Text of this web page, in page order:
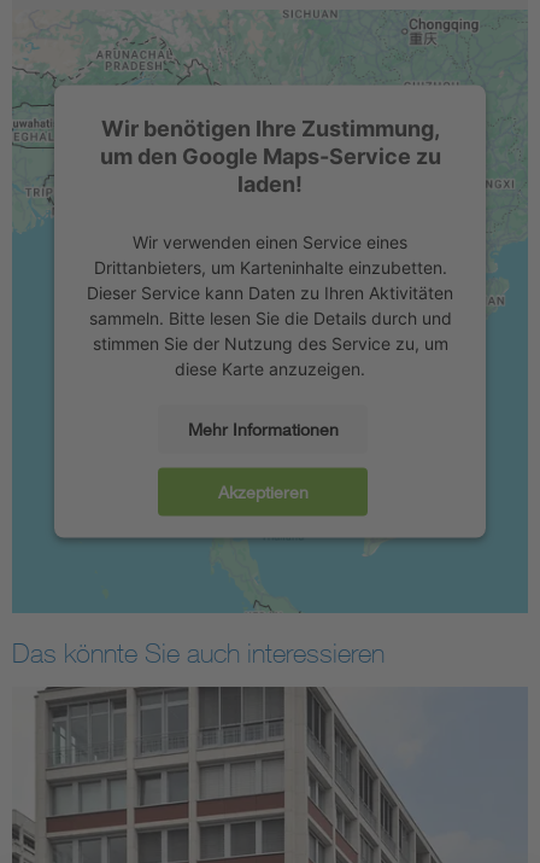
Wir benötigen Ihre Zustimmung,
um den Google Maps-Service zu
laden!
Wir verwenden einen Service eines
Drittanbieters, um Karteninhalte einzubetten.
Dieser Service kann Daten zu Ihren Aktivitäten
sammeln. Bitte lesen Sie die Details durch und
stimmen Sie der Nutzung des Service zu, um
diese Karte anzuzeigen.
Mehr Informationen
Akzeptieren
Das könnte Sie auch interessieren